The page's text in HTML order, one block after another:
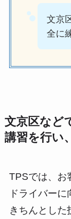
文京
全に
文京区など
講習を行い
TPSでは、お
ドライバーに
きちんとした